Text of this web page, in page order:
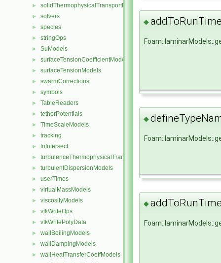
► solidThermophysicalTransportModels
► solvers
► species
► stringOps
► SuModels
► surfaceTensionCoefficientModels
► surfaceTensionModels
► swarmCorrections
► symbols
► TableReaders
► tetherPotentials
► TimeScaleModels
► tracking
► triIntersect
► turbulenceThermophysicalTransportModels
► turbulentDispersionModels
► userTimes
► virtualMassModels
► viscosityModels
► vtkWriteOps
► vtkWritePolyData
► wallBoilingModels
► wallDampingModels
► wallHeatTransferCoeffModels
◆
◆
◆